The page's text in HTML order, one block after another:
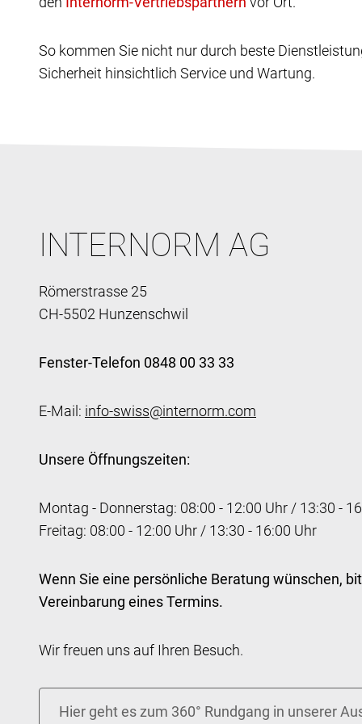
So kommen Sie nicht nur durch beste
Sicherheit hinsichtlich Service und Wartung.
INTERNORM AG
Römerstrasse 25
CH-5502 Hunzenschwil
Fenster-Telefon 0848 00 33 33
E-Mail: info-swiss@internorm.com
Unsere Öffnungszeiten:
Montag - Donnerstag: 08:00 - 12:00 Uhr / 13:30 -
Freitag: 08:00 - 12:00 Uhr / 13:30 - 16:00 Uhr
Wenn Sie eine persönliche Beratung wünschen,
Vereinbarung eines Termins.
Wir freuen uns auf Ihren Besuch.